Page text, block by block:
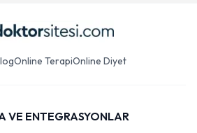
Online TerapiOnline Diyet
VE ENTEGRASYONLAR